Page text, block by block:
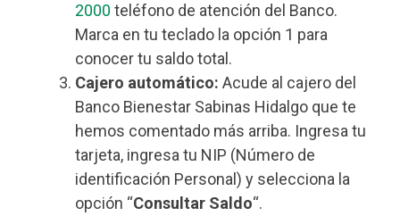
2000 teléfono de atención del Banco.
Marca en tu teclado la opción 1 para
conocer tu saldo total.
Cajero automático: Acude al cajero del
Banco Bienestar Sabinas Hidalgo que te
hemos comentado más arriba. Ingresa tu
tarjeta, ingresa tu NIP (Número de
identificación Personal) y selecciona la
opción “Consultar Saldo“.